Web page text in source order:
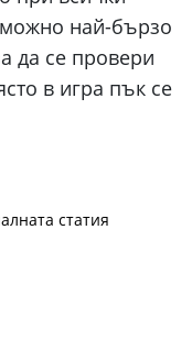
най-бързо
да се провери
в игра пък се
статия